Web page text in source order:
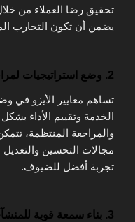
تحقيق رضا العملاء من
يضمن أن تكون التجارب
2. وضع استراتيجيات لمراقبة الجودة :
تساهم معايير الأيزو في
الخدمة وتقييم الأداء
والمراجعة المنتظمة،
مجالات التحسين
تجربة أفضل للضيوف.
3. بناء سمعة قوية للمنشآت السياحية :